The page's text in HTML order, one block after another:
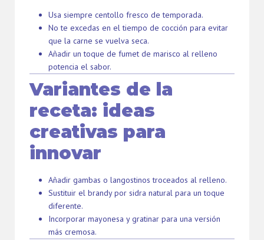
Usa siempre centollo fresco de temporada.
No te excedas en el tiempo de cocción para evitar
que la carne se vuelva seca.
Añadir un toque de fumet de marisco al relleno
potencia el sabor.
Variantes de la
receta: ideas
creativas para
innovar
Añadir gambas o langostinos troceados al relleno.
Sustituir el brandy por sidra natural para un toque
diferente.
Incorporar mayonesa y gratinar para una versión
más cremosa.